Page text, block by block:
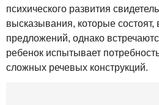
психического развития
высказывания, которые
предложений, однако
ребенок испытывает
сложных речевых конструкций.